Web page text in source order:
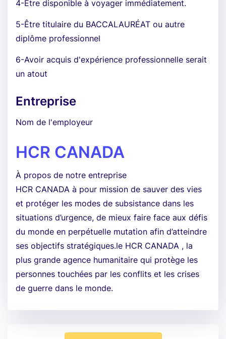
4-Être disponible à voyager immédiatement.
5-Être titulaire du BACCALAURÉAT ou autre
diplôme professionnel
6-Avoir acquis d'expérience professionnelle serait
un atout
Entreprise
Nom de l'employeur
HCR CANADA
À propos de notre entreprise
HCR CANADA à pour mission de sauver des vies
et protéger les modes de subsistance dans les
situations d’urgence, de mieux faire face aux défis
du monde en perpétuelle mutation afin d’atteindre
ses objectifs stratégiques.le HCR CANADA , la
plus grande agence humanitaire qui protège les
personnes touchées par les conflits et les crises
de guerre dans le monde.